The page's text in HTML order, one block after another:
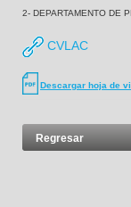
2- DEPARTAMENTO DE
CVLAC
Descargar hoja de
Regresar